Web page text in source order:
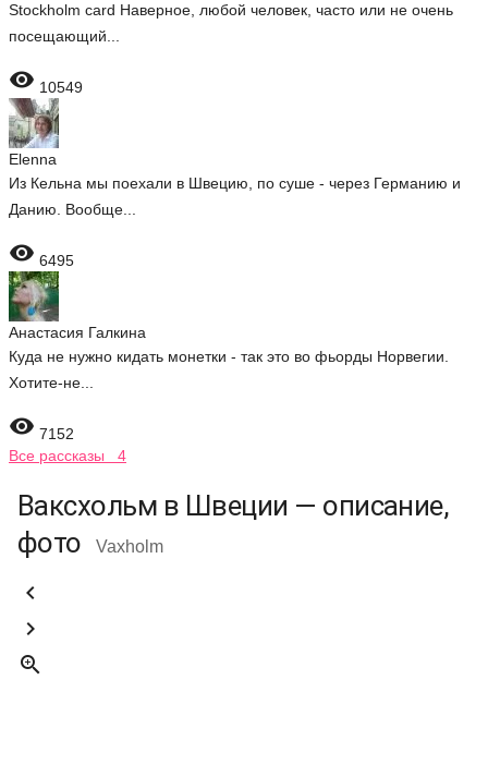
Stockholm card Наверное, любой человек, часто или не очень
посещающий...
 10549
Elenna
Из Кельна мы поехали в Швецию, по суше - через Германию и
Данию. Вообще...
 6495
Анастасия Галкина
Куда не нужно кидать монетки - так это во фьорды Норвегии.
Хотите-не...
 7152
Все рассказы 4
Ваксхольм в Швеции — описание,
фото
Vaxholm


